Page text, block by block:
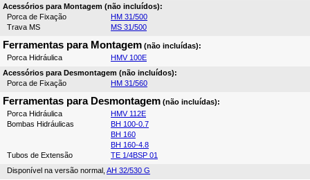
Acessórios para Montagem (não incluídos):
Porca de Fixação
HM 31/500
Trava MS
MS 31/500
Ferramentas para Montagem (não incluídas):
Porca Hidráulica
HMV 100E
Acessórios para Desmontagem (não incluídos):
Porca de Fixação
HM 31/560
Ferramentas para Desmontagem (não incluídas):
Porca Hidráulica
HMV 112E
Bombas Hidráulicas
BH 100-0.7
BH 160
BH 160-4.8
Tubos de Extensão
TE 1/4BSP 01
Disponível na versão normal, AH 32/530 G